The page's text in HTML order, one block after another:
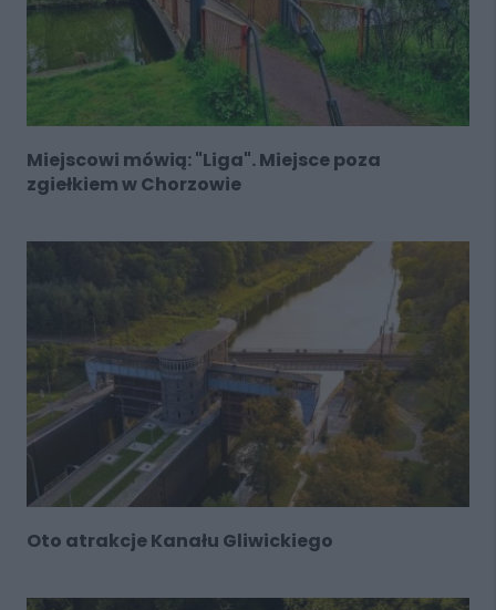
Miejscowi mówią: "Liga". Miejsce poza
zgiełkiem w Chorzowie
Oto atrakcje Kanału Gliwickiego